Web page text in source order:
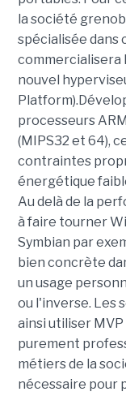
la société
spécialisée dans
commercialisera
nouvel
processeurs
(MIPS32 et 64),
contraintes
énergétique
Au delà de la
à faire tourner
Symbian par
bien concrète
un usage
ou l'inverse. Les
ainsi utiliser
purement
métiers de la
nécessaire pour